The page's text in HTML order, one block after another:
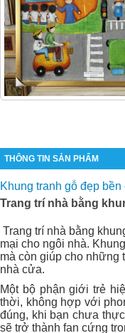
THÔNG TIN SẢN PHẨM
Khung tranh gỗ đẹp bền
Trang trí nhà bằng
Trang trí nhà bằng
mại cho ngôi nhà.
mà còn giúp cho những
nhà cửa.
Một bộ phận giới trẻ
thời, không hợp với
đúng, khi bạn chưa
sẽ trở thành fan cứng